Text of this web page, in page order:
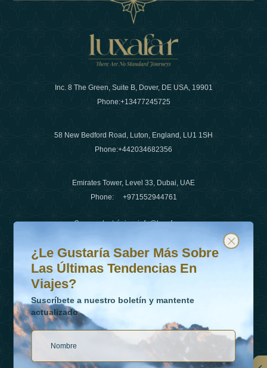
Inc. 8 The Green, Suite B, Dover, DE USA, 19901
Phone:+13477245725
58 New Bedford Road, Luton, England, LU1 1SH
Phone:+442034682356
Emirates Tower, Level 33, Dubai, UAE
Phone: +971552944761
Correo electrónico:info@luxafar.com
Número de WhatsApp
+442034682356
+971552944761
Vínculos
¿Le gustaría saber más sobre las últimas tendencias en
Suscríbete a nuestro boletín y mantente actualizado
¿Le Gustaría Saber Más Sobre
Las Últimas Tendencias En
Viajes?
Suscríbete a nuestro boletín y mantente
actualizado